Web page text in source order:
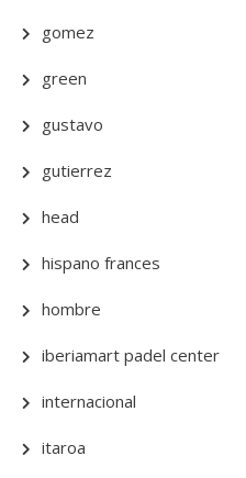
gomez
green
gustavo
gutierrez
head
hispano frances
hombre
iberiamart padel center
internacional
itaroa